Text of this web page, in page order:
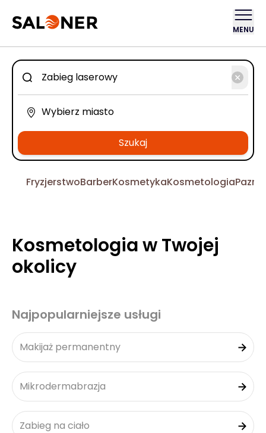
MENU
Szukaj
FryzjerstwoBarberKosmetykaKosmetologia
Kosmetologia w Twojej
okolicy
Najpopularniejsze usługi
Makijaż permanentny
Mikrodermabrazja
Zabieg na ciało